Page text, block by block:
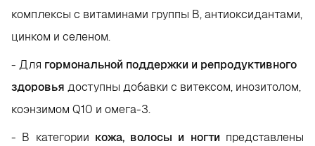
комплексы с витаминами группы B, антиоксидантами,
цинком и селеном.
- Для гормональной поддержки и репродуктивного
здоровья доступны добавки с витексом, инозитолом,
коэнзимом Q10 и омега-3.
- В категории кожа, волосы и ногти представлены